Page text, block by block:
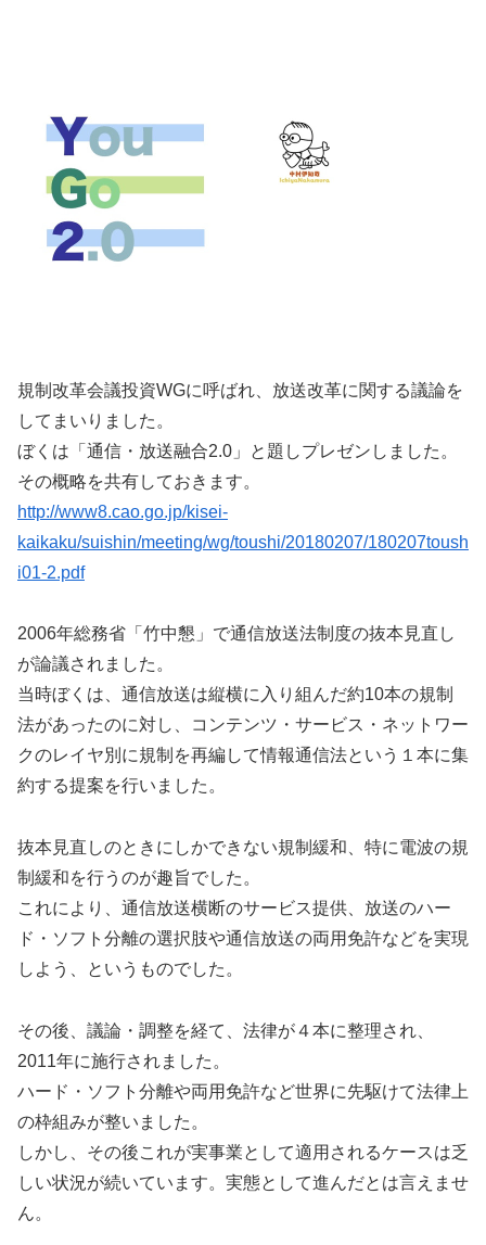
規制改革会議投資WGに呼ばれ、放送改革に関する議論を
してまいりました。
ぼくは「通信・放送融合2.0」と題しプレゼンしました。
その概略を共有しておきます。
http://www8.cao.go.jp/kisei-
kaikaku/suishin/meeting/wg/toushi/20180207/180207toush
i01-2.pdf
2006年総務省「竹中懇」で通信放送法制度の抜本見直し
が論議されました。
当時ぼくは、通信放送は縦横に入り組んだ約10本の規制
法があったのに対し、コンテンツ・サービス・ネットワー
クのレイヤ別に規制を再編して情報通信法という１本に集
約する提案を行いました。
抜本見直しのときにしかできない規制緩和、特に電波の規
制緩和を行うのが趣旨でした。
これにより、通信放送横断のサービス提供、放送のハー
ド・ソフト分離の選択肢や通信放送の両用免許などを実現
しよう、というものでした。
その後、議論・調整を経て、法律が４本に整理され、
2011年に施行されました。
ハード・ソフト分離や両用免許など世界に先駆けて法律上
の枠組みが整いました。
しかし、その後これが実事業として適用されるケースは乏
しい状況が続いています。実態として進んだとは言えませ
ん。